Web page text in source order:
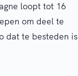
loopt tot 16
om deel te
dat te besteden is